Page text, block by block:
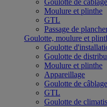
Goulotte de câblage
Moulure et plinthe
GTL
Passage de
Goulotte, moulure et
Goulotte
Goulotte de
Moulure et plinthe
Appareillage
Goulotte de câblage
GTL
Goulotte de